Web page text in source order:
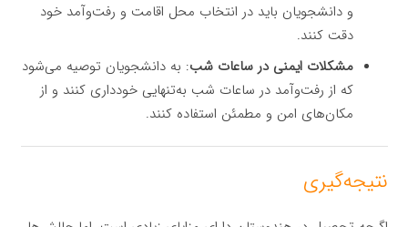
و دانشجویان باید در انتخاب محل اقامت و رفت‌وآمد خود
دقت کنند.
مشکلات ایمنی در ساعات شب: به دانشجویان توصیه می‌شود
که از رفت‌وآمد در ساعات شب به‌تنهایی خودداری کنند و از
مکان‌های امن و مطمئن استفاده کنند.
نتیجه‌گیری